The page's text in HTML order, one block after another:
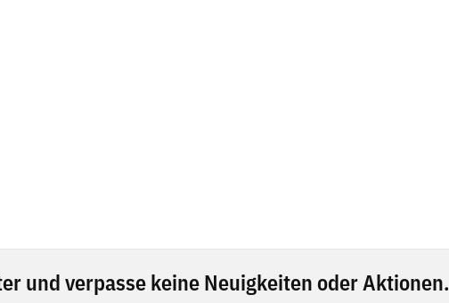
und verpasse keine Neuigkeiten oder Aktionen.